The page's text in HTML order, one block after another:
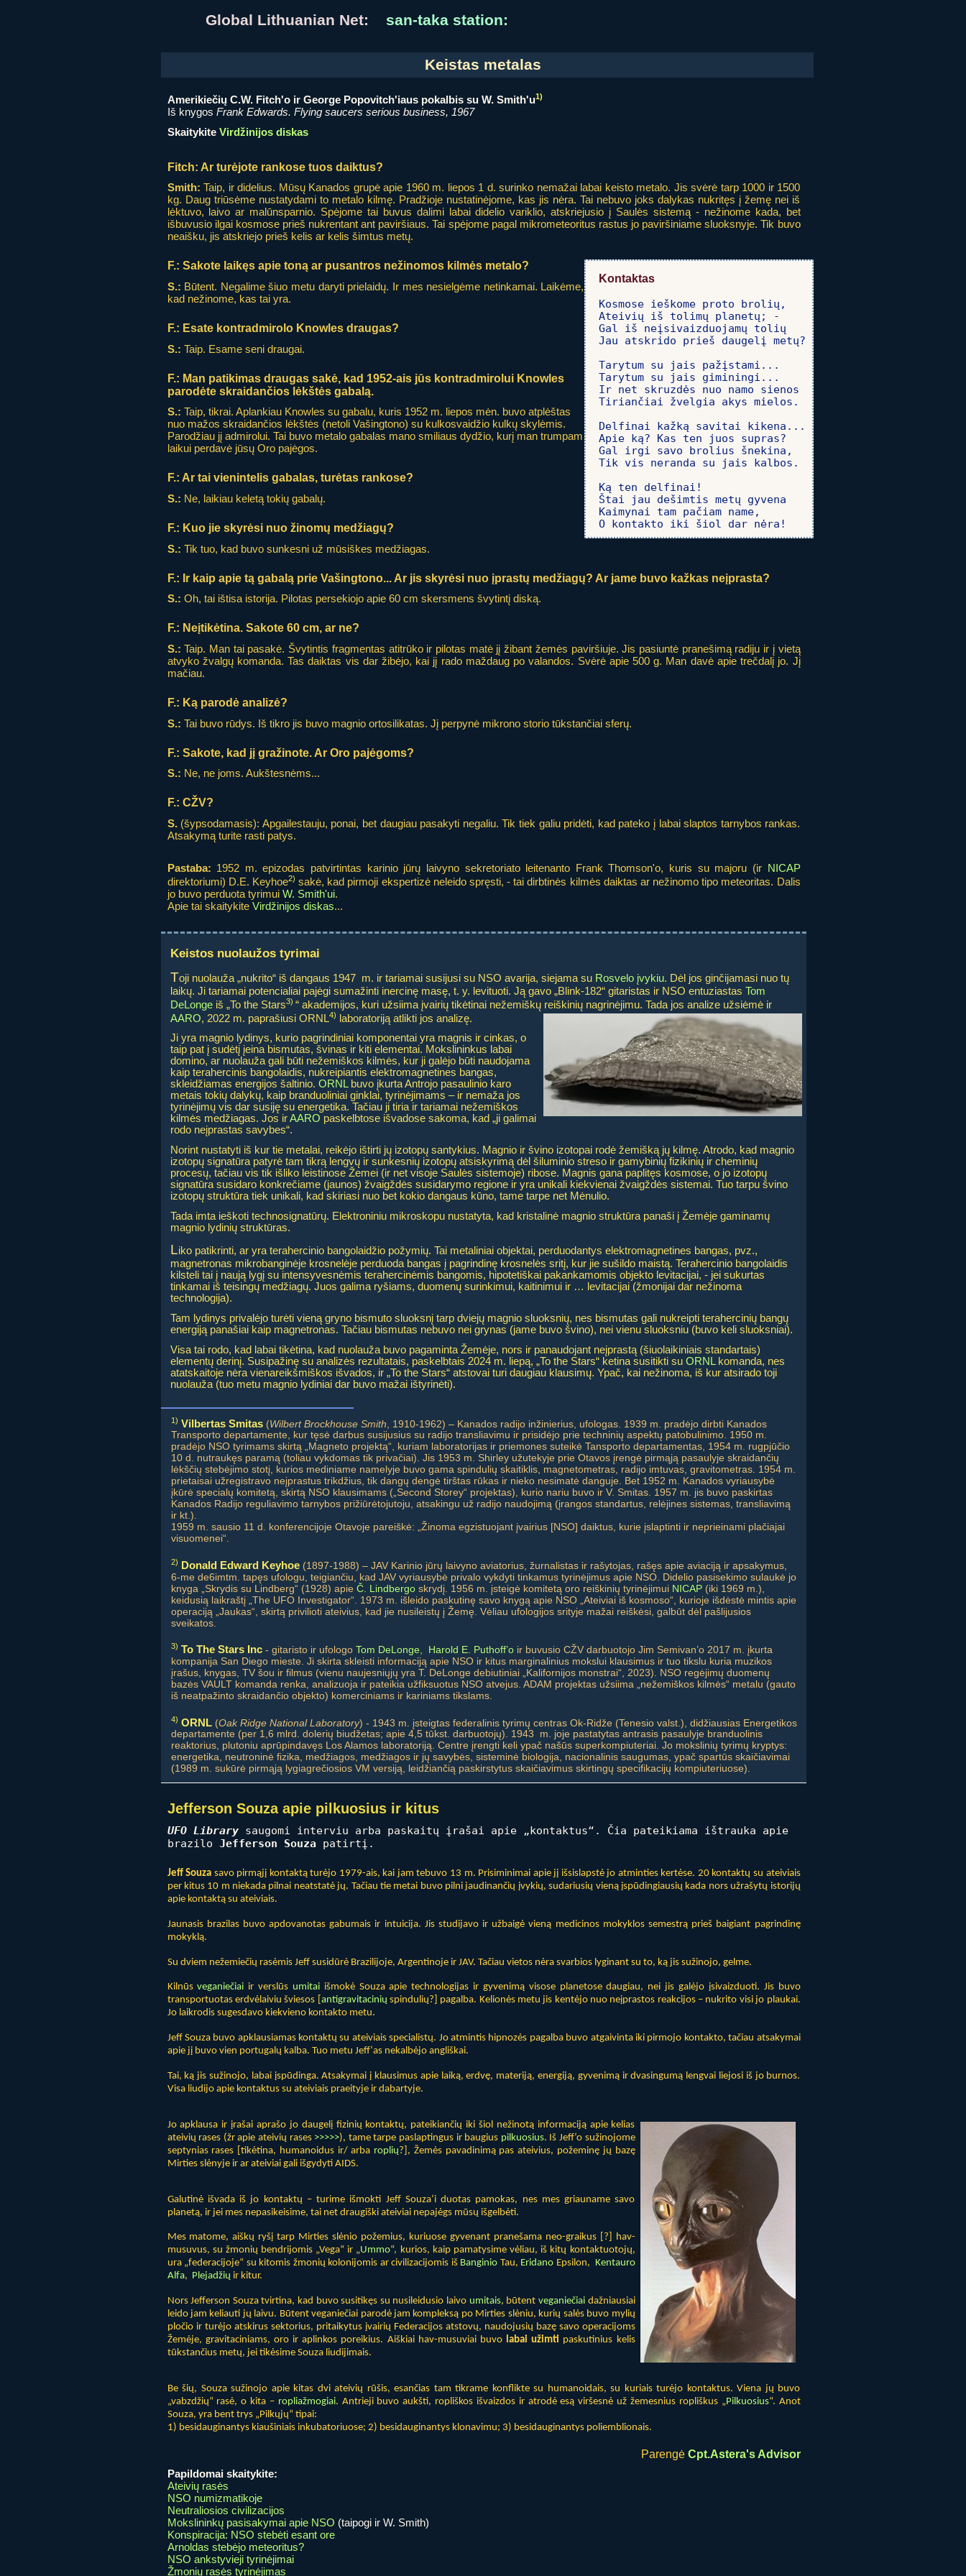
Global Lithuanian Net: san-taka station:
Keistas metalas
Amerikiečių C.W. Fitch'o ir George Popovitch'iaus pokalbis su W. Smith'u1)
Iš knygos Frank Edwards. Flying saucers serious business, 1967
Skaitykite Virdžinijos diskas
Fitch: Ar turėjote rankose tuos daiktus?
Smith: Taip, ir didelius. Mūsų Kanados grupė apie 1960 m. liepos 1 d. surinko nemažai labai keisto metalo. Jis svėrė tarp 1000 ir 1500
kg. Daug triūsėme nustatydami to metalo kilmę. Pradžioje nustatinėjome, kas jis nėra. Tai nebuvo joks dalykas nukritęs į žemę nei iš
lėktuvo, laivo ar malūnsparnio. Spėjome tai buvus dalimi labai didelio variklio, atskriejusio į Saulės sistemą - nežinome kada, bet
išbuvusio ilgai kosmose prieš nukrentant ant paviršiaus. Tai spėjome pagal mikrometeoritus rastus jo paviršiniame sluoksnyje. Tik buvo
neaišku, jis atskriejo prieš kelis ar kelis šimtus metų.
F.: Sakote laikęs apie toną ar pusantros nežinomos kilmės metalo?
Kontaktas
Kosmose ieškome proto brolių,
Ateivių iš tolimų planetų; -
Gal iš neįsivaizduojamų tolių
Jau atskrido prieš daugelį metų?
Tarytum su jais pažįstami...
Tarytum su jais giminingi...
Ir net skruzdės nuo namo sienos
Tiriančiai žvelgia akys mielos.
Delfinai kažką savitai kikena...
Apie ką? Kas ten juos supras?
Gal irgi savo brolius šnekina,
Tik vis neranda su jais kalbos.
Ką ten delfinai!
Štai jau dešimtis metų gyvena
Kaimynai tam pačiam name,
O kontakto iki šiol dar nėra!
S.: Būtent. Negalime šiuo metu daryti prielaidų. Ir mes nesielgėme netinkamai. Laikėme,
kad nežinome, kas tai yra.
F.: Esate kontradmirolo Knowles draugas?
S.: Taip. Esame seni draugai.
F.: Man patikimas draugas sakė, kad 1952-ais jūs kontradmirolui Knowles
parodėte skraidančios lėkštės gabalą.
S.: Taip, tikrai. Aplankiau Knowles su gabalu, kuris 1952 m. liepos mėn. buvo atplėštas
nuo mažos skraidančios lėkštės (netoli Vašingtono) su kulkosvaidžio kulkų skylėmis.
Parodžiau jį admirolui. Tai buvo metalo gabalas mano smiliaus dydžio, kurį man trumpam
laikui perdavė jūsų Oro pajėgos.
F.: Ar tai vienintelis gabalas, turėtas rankose?
S.: Ne, laikiau keletą tokių gabalų.
F.: Kuo jie skyrėsi nuo žinomų medžiagų?
S.: Tik tuo, kad buvo sunkesni už mūsiškes medžiagas.
F.: Ir kaip apie tą gabalą prie Vašingtono... Ar jis skyrėsi nuo įprastų medžiagų? Ar jame buvo kažkas neįprasta?
S.: Oh, tai ištisa istorija. Pilotas persekiojo apie 60 cm skersmens švytintį diską.
F.: Neįtikėtina. Sakote 60 cm, ar ne?
S.: Taip. Man tai pasakė. Švytintis fragmentas atitrūko ir pilotas matė jį žibant žemės paviršiuje. Jis pasiuntė pranešimą radiju ir į vietą
atvyko žvalgų komanda. Tas daiktas vis dar žibėjo, kai jį rado maždaug po valandos. Svėrė apie 500 g. Man davė apie trečdalį jo. Jį
mačiau.
F.: Ką parodė analizė?
S.: Tai buvo rūdys. Iš tikro jis buvo magnio ortosilikatas. Jį perpynė mikrono storio tūkstančiai sferų.
F.: Sakote, kad jį gražinote. Ar Oro pajėgoms?
S.: Ne, ne joms. Aukštesnėms...
F.: CŽV?
S.(šypsodamasis): Apgailestauju, ponai, bet daugiau pasakyti negaliu. Tik tiek galiu pridėti, kad pateko į labai slaptos tarnybos rankas.
Atsakymą turite rasti patys.
Pastaba: 1952 m. epizodas patvirtintas karinio jūrų laivyno sekretoriato leitenanto Frank Thomson'o, kuris su majoru (ir NICAP
direktoriumi) D.E. Keyhoe2) sakė, kad pirmoji ekspertizė neleido spręsti, - tai dirbtinės kilmės daiktas ar nežinomo tipo meteoritas. Dalis
jo buvo perduota tyrimui W. Smith'ui.
Apie tai skaitykite Virdžinijos diskas...
Keistos nuolaužos tyrimai
Toji nuolauža „nukrito“ iš dangaus 1947 m. ir tariamai susijusi su NSO avarija, siejama su Rosvelo įvykiu. Dėl jos ginčijamasi nuo tų
laikų. Ji tariamai potencialiai pajėgi sumažinti inercinę masę, t. y. levituoti. Ją gavo „Blink-182“ gitaristas ir NSO entuziastas Tom
DeLongeiš „To the Stars3) “ akademijos, kuri užsiima įvairių tikėtinai nežemiškų reiškinių nagrinėjimu. Tada jos analize užsiėmė ir
AARO, 2022 m. paprašiusi ORNL4) laboratoriją atlikti jos analizę.
Ji yra magnio lydinys, kurio pagrindiniai komponentai yra magnis ir cinkas, o
taip pat į sudėtį įeina bismutas, švinas ir kiti elementai. Mokslininkus labai
domino, ar nuolauža gali būti nežemiškos kilmės, kur ji galėjo būti naudojama
kaip terahercinis bangolaidis, nukreipiantis elektromagnetines bangas,
skleidžiamas energijos šaltinio. ORNLbuvo įkurta Antrojo pasaulinio karo
metais tokių dalykų, kaip branduoliniai ginklai, tyrinėjimams – ir nemaža jos
tyrinėjimų vis dar susiję su energetika. Tačiau ji tiria ir tariamai nežemiškos
kilmės medžiagas. Jos irAARO paskelbtose išvadose sakoma, kad „ji galimai
rodo neįprastas savybes“.
Norint nustatyti iš kur tie metalai, reikėjo ištirti jų izotopų santykius. Magnio ir švino izotopai rodė žemišką jų kilmę. Atrodo, kad magnio
izotopų signatūra patyrė tam tikrą lengvų ir sunkesnių izotopų atsiskyrimą dėl šiluminio streso ir gamybinių fizikinių ir cheminių
procesų, tačiau vis tik išliko leistinose Žemei (ir net visoje Saulės sistemoje) ribose. Magnis gana paplitęs kosmose, o jo izotopų
signatūra susidaro konkrečiame (jaunos) žvaigždės susidarymo regione ir yra unikali kiekvienai žvaigždės sistemai. Tuo tarpu švino
izotopų struktūra tiek unikali, kad skiriasi nuo bet kokio dangaus kūno, tame tarpe net Mėnulio.
Tada imta ieškoti technosignatūrų. Elektroniniu mikroskopu nustatyta, kad kristalinė magnio struktūra panaši į Žemėje gaminamų
magnio lydinių struktūras.
Liko patikrinti, ar yra terahercinio bangolaidžio požymių. Tai metaliniai objektai, perduodantys elektromagnetines bangas, pvz.,
magnetronas mikrobanginėje krosnelėje perduoda bangas į pagrindinę krosnelės sritį, kur jie sušildo maistą. Terahercinio bangolaidis
kilsteli tai į naują lygį su intensyvesnėmis terahercinėmis bangomis, hipotetiškai pakankamomis objekto levitacijai, - jei sukurtas
tinkamai iš teisingų medžiagų. Juos galima ryšiams, duomenų surinkimui, kaitinimui ir … levitacijai (žmonijai dar nežinoma
technologija).
Tam lydinys privalėjo turėti vieną gryno bismuto sluoksnį tarp dviejų magnio sluoksnių, nes bismutas gali nukreipti terahercinių bangų
energiją panašiai kaip magnetronas. Tačiau bismutas nebuvo nei grynas (jame buvo švino), nei vienu sluoksniu (buvo keli sluoksniai).
Visa tai rodo, kad labai tikėtina, kad nuolauža buvo pagaminta Žemėje, nors ir panaudojant neįprastą (šiuolaikiniais standartais)
elementų derinį. Susipažinę su analizės rezultatais, paskelbtais 2024 m. liepą, „To the Stars“ ketina susitikti su ORNLkomanda, nes
atatskaitoje nėra vienareikšmiškos išvados, ir „To the Stars“ atstovai turi daugiau klausimų. Ypač, kai nežinoma, iš kur atsirado toji
nuolauža (tuo metu magnio lydiniai dar buvo mažai ištyrinėti).
1) Vilbertas Smitas(Wilbert Brockhouse Smith , 1910-1962) – Kanados radijo inžinierius, ufologas. 1939 m. pradėjo dirbti Kanados
Transporto departamente, kur tęsė darbus susijusius su radijo transliavimu ir prisidėjo prie techninių aspektų patobulinimo. 1950 m.
pradėjo NSO tyrimams skirtą „Magneto projektą“, kuriam laboratorijas ir priemones suteikė Tansporto departamentas, 1954 m. rugpjūčio
10 d. nutraukęs paramą (toliau vykdomas tik privačiai). Jis 1953 m. Shirley užutekyje prie Otavos įrengė pirmąją pasaulyje skraidančių
lėkščių stebėjimo stotį, kurios mediniame namelyje buvo gama spindulių skaitiklis, magnetometras, radijo imtuvas, gravitometras. 1954 m.
prietaisai užregistravo neįprastus trikdžius, tik dangų dengė tirštas rūkas ir nieko nesimatė danguje. Bet 1952 m. Kanados vyriausybė
įkūrė specialų komitetą, skirtą NSO klausimams („Second Storey“ projektas), kurio nariu buvo ir V. Smitas. 1957 m. jis buvo paskirtas
Kanados Radijo reguliavimo tarnybos prižiūrėtojutoju, atsakingu už radijo naudojimą (įrangos standartus, relėjines sistemas, transliavimą
ir kt.).
1959 m. sausio 11 d. konferencijoje Otavoje pareiškė: „Žinoma egzistuojant įvairius [NSO] daiktus, kurie įslaptinti ir neprieinami plačiajai
visuomenei“.
2) Donald Edward Keyhoe(1897-1988) – JAV Karinio jūrų laivyno aviatorius, žurnalistas ir rašytojas, rašęs apie aviaciją ir apsakymus,
6-me de6imtm. tapęs ufologu, teigiančiu, kad JAV vyriausybė privalo vykdyti tinkamus tyrinėjimus apie NSO. Didelio pasisekimo sulaukė jo
knyga „Skrydis su Lindberg“ (1928) apie Č. Lindbergoskrydį. 1956 m. įsteigė komitetą oro reiškinių tyrinėjimui NICAP(iki 1969 m.),
keidusią laikraštį „The UFO Investigator“. 1973 m. išleido paskutinę savo knygą apie NSO „Ateiviai iš kosmoso“, kurioje išdėstė mintis apie
operaciją „Jaukas“, skirtą privilioti ateivius, kad jie nusileistų į Žemę. Vėliau ufologijos srityje mažai reiškėsi, galbūt dėl pašlijusios
sveikatos.
3) To The Stars Inc- gitaristo ir ufologo Tom DeLonge, Harold E. Puthoff’oir buvusio CŽV darbuotojo Jim Semivan’o 2017 m. įkurta
kompanija San Diego mieste. Ji skirta skleisti informaciją apie NSO ir kitus marginalinius mokslui klausimus ir tuo tikslu kuria muzikos
įrašus, knygas, TV šou ir filmus (vienu naujesniųjų yra T. DeLonge debiutiniai „Kalifornijos monstrai“, 2023). NSO regėjimų duomenų
bazės VAULT komanda renka, analizuoja ir pateikia užfiksuotus NSO atvejus. ADAM projektas užsiima „nežemiškos kilmės“ metalu (gauto
iš neatpažinto skraidančio objekto) komerciniams ir kariniams tikslams.
4) ORNL (Oak Ridge National Laboratory) - 1943 m. įsteigtas federalinis tyrimų centras Ok-Ridže (Tenesio valst.), didžiausias Energetikos
departamente (per 1,6 mlrd. dolerių biudžetas; apie 4,5 tūkst. darbuotojų). 1943 m. joje pastatytas antrasis pasaulyje branduolinis
reaktorius, plutoniu aprūpindavęs Los Alamos laboratoriją. Centre įrengti keli ypač našūs superkompiuteriai. Jo mokslinių tyrimų kryptys:
energetika, neutroninė fizika, medžiagos, medžiagos ir jų savybės, sisteminė biologija, nacionalinis saugumas, ypač spartūs skaičiavimai
(1989 m. sukūrė pirmąją lygiagrečiosios VM versiją, leidžiančią paskirstytus skaičiavimus skirtingų specifikacijų kompiuteriuose).
Jefferson Souza apie pilkuosius ir kitus
UFO Librarysaugomi interviu arba paskaitų įrašai apie „kontaktus“. Čia pateikiama ištrauka apie
brazilo Jefferson Souzapatirtį.
Jeff Souza savo pirmąjį kontaktą turėjo 1979-ais, kai jam tebuvo 13 m. Prisiminimai apie jį išsislapstė jo atminties kertėse. 20 kontaktų su ateiviais
per kitus 10 m niekada pilnai neatstatė jų. Tačiau tie metai buvo pilni jaudinančių įvykių, sudariusių vieną įspūdingiausių kada nors užrašytų istorijų
apie kontaktą su ateiviais.
Jaunasis brazilas buvo apdovanotas gabumais ir intuicija. Jis studijavo ir užbaigė vieną medicinos mokyklos semestrą prieš baigiant pagrindinę
mokyklą.
Su dviem nežemiečių rasėmis Jeff susidūrė Brazilijoje, Argentinoje ir JAV. Tačiau vietos nėra svarbios lyginant su to, ką jis sužinojo, gelme.
Kilnūsveganiečiai ir verslūs umitaiišmokė Souza apie technologijas ir gyvenimą visose planetose daugiau, nei jis galėjo įsivaizduoti. Jis buvo
transportuotas erdvėlaiviu šviesos [ antigravitacinių spindulių?] pagalba. Kelionės metu jis kentėjo nuo neįprastos reakcijos – nukrito visi jo plaukai.
Jo laikrodis sugesdavo kiekvieno kontakto metu.
Jeff Souza buvo apklausiamas kontaktų su ateiviais specialistų. Jo atmintis hipnozės pagalba buvo atgaivinta iki pirmojo kontakto, tačiau atsakymai
apie jį buvo vien portugalų kalba. Tuo metu Jeff‘as nekalbėjo angliškai.
Tai, ką jis sužinojo, labai įspūdinga. Atsakymai į klausimus apie laiką, erdvę, materiją, energiją, gyvenimą ir dvasingumą lengvai liejosi iš jo burnos.
Visa liudijo apie kontaktus su ateiviais praeityje ir dabartyje.
Jo apklausa ir įrašai aprašo jo daugelį fizinių kontaktų, pateikiančių iki šiol nežinotą informaciją apie kelias
ateivių rases (žr apie ateivių rases >>>>>), tame tarpe paslaptingus ir baugius pilkuosius. Iš Jeff‘o sužinojome
septynias rases [tikėtina, humanoidus ir/ arba roplių?], Žemės pavadinimą pas ateivius, požeminę jų bazę
Mirties slėnyje ir ar ateiviai gali išgydyti AIDS.
Galutinė išvada iš jo kontaktų – turime išmokti Jeff Souza‘i duotas pamokas, nes mes griauname savo
planetą, ir jei mes nepasikeisime, tai net draugiški ateiviai nepajėgs mūsų išgelbėti.
Mes matome, aiškų ryšį tarp Mirties slėnio požemius, kuriuose gyvenant pranešama neo-graikus [?] hav-
musuvus, su žmonių bendrijomis „Vega“ ir „Ummo“, kurios, kaip pamatysime vėliau, iš kitų kontaktuotojų,
ura „federacijoje“ su kitomis žmonių kolonijomis ar civilizacijomis iš Banginio Tau, Eridano Epsilon, Kentauro
Alfa, Plejadžių ir kitur.
Nors Jefferson Souza tvirtina, kad buvo susitikęs su nusileidusio laivo umitais, būtent veganiečiaidažniausiai
leido jam keliauti jų laivu. Būtent veganiečiai parodė jam kompleksą po Mirties slėniu, kurių salės buvo mylių
pločio ir turėjo atskirus sektorius, pritaikytus įvairių Federacijos atstovų, naudojusių bazę savo operacijoms
Žemėje, gravitaciniams, oro ir aplinkos poreikius. Aiškiai hav-musuviai buvo labai užimti paskutinius kelis
tūkstančius metų, jei tikėsime Souza liudijimais.
Be šių, Souza sužinojo apie kitas dvi ateivių rūšis, esančias tam tikrame konflikte su humanoidais, su kuriais turėjo kontaktus. Viena jų buvo
„vabzdžių“ rasė, o kita – ropliažmogiai. Antrieji buvo aukšti, ropliškos išvaizdos ir atrodė esą viršesnė už žemesnius ropliškus „Pilkuosius“. Anot
Souza, yra bent trys „Pilkųjų“ tipai:
1) besidauginantys kiaušiniais inkubatoriuose; 2) besidauginantys klonavimu; 3) besidauginantys poliemblionais.
Parengė Cpt.Astera's Advisor
Papildomai skaitykite:
Ateivių rasės
NSO numizmatikoje
Neutraliosios civilizacijos
Mokslininkų pasisakymai apie NSO (taipogi ir W. Smith)
Konspiracija: NSO stebėti esant ore
Arnoldas stebėjo meteoritus?
NSO ankstyvieji tyrinėjimai
Žmonių rasės tyrinėjimas